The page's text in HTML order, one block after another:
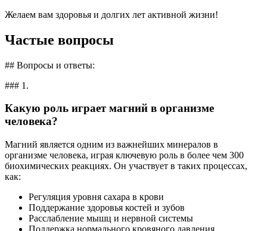
Желаем вам здоровья и долгих лет активной жизни!
Частые вопросы
## Вопросы и ответы:
### 1.
Какую роль играет магний в организме
человека?
Магний является одним из важнейших минералов в
организме человека, играя ключевую роль в более чем 300
биохимических реакциях. Он участвует в таких процессах,
как:
Регуляция уровня сахара в крови
Поддержание здоровья костей и зубов
Расслабление мышц и нервной системы